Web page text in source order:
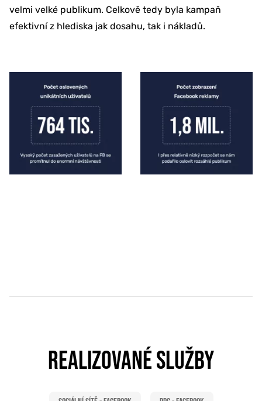
velmi velké publikum. Celkově tedy byla kampaň
efektivní z hlediska jak dosahu, tak i nákladů.
REALIZOVANÉ SLUŽBY